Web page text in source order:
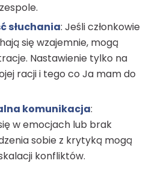
słuchania: Jeśli członkowie
się wzajemnie, mogą
Nastawienie tylko na
racji i tego co Ja mam do
komunikacja:
w emocjach lub brak
sobie z krytyką mogą
konfliktów.